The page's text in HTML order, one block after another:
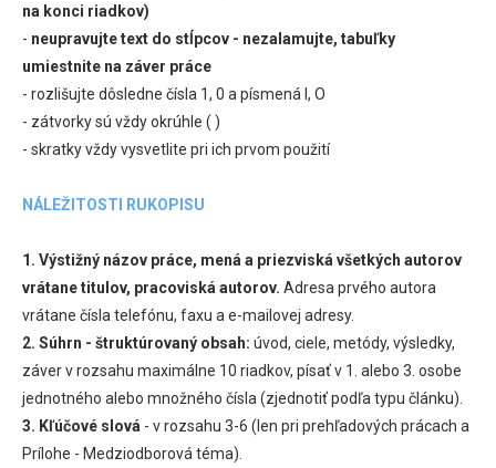
na konci riadkov)
- neupravujte text do stĺpcov - nezalamujte, tabuľky
umiestnite na záver práce
- rozlišujte dôsledne čísla 1, 0 a písmená l, O
- zátvorky sú vždy okrúhle ( )
- skratky vždy vysvetlite pri ich prvom použití
NÁLEŽITOSTI RUKOPISU
1. Výstižný názov práce, mená a priezviská všetkých autorov
vrátane titulov, pracoviská autorov. Adresa prvého autora
vrátane čísla telefónu, faxu a e-mailovej adresy.
2. Súhrn - štruktúrovaný obsah: úvod, ciele, metódy, výsledky,
záver v rozsahu maximálne 10 riadkov, písať v 1. alebo 3. osobe
jednotného alebo množného čísla (zjednotiť podľa typu článku).
3. Kľúčové slová - v rozsahu 3-6 (len pri prehľadových prácach a
Prílohe - Medziodborová téma).